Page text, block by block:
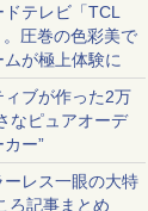
テレビ「TCL
圧巻の色彩美で
が極上体験に
ィブが作った2万
なピュアオーデ
カー”
ーレス一眼の大特
ろ記事まとめ